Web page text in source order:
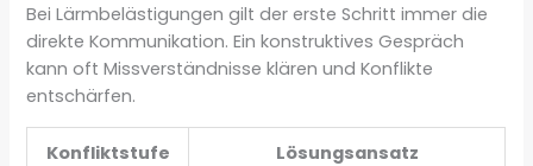
Bei Lärmbelästigungen gilt der erste Schritt immer die
direkte Kommunikation. Ein konstruktives Gespräch
kann oft Missverständnisse klären und Konflikte
entschärfen.
Konfliktstufe Lösungsansatz